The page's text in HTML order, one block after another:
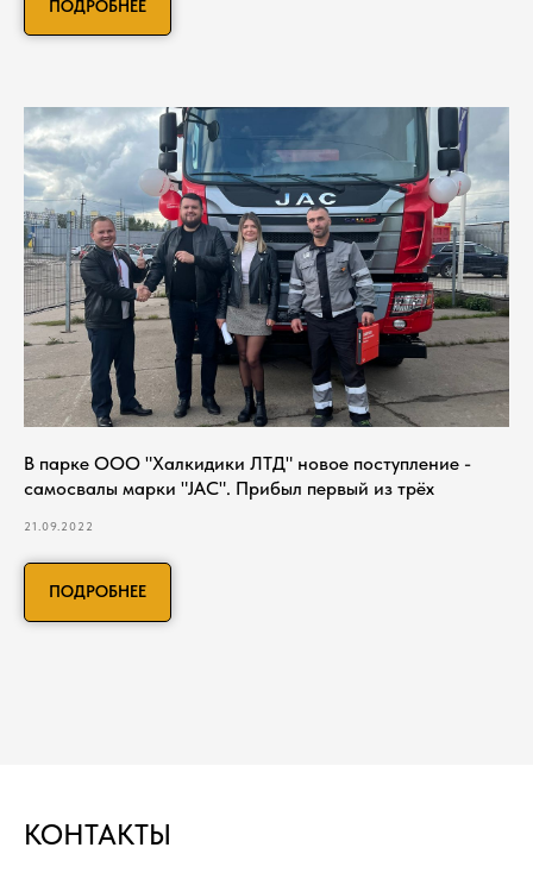
ПОДРОБНЕЕ
В парке ООО "Халкидики ЛТД" новое поступление -
самосвалы марки "JAC". Прибыл первый из трёх
21.09.2022
ПОДРОБНЕЕ
КОНТАКТЫ